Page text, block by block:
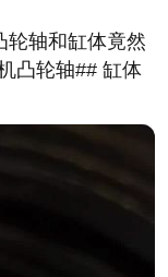
轮轴和缸体竟然
凸轮轴## 缸体